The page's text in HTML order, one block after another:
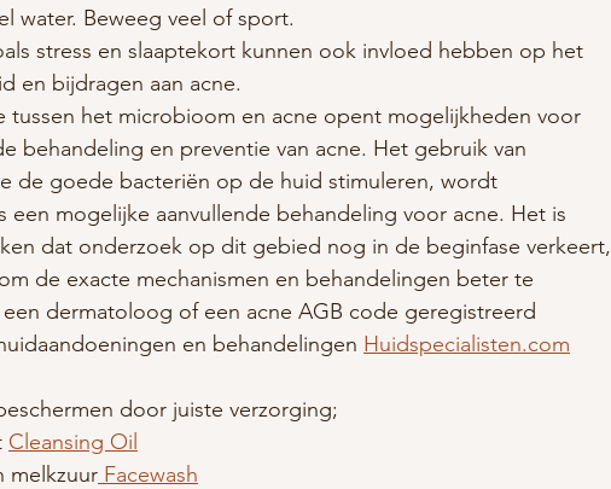
water. Beweeg veel of sport.
stress en slaaptekort kunnen ook invloed hebben op het
en bijdragen aan acne.
tussen het microbioom en acne opent mogelijkheden voor
behandeling en preventie van acne. Het gebruik van
de goede bacteriën op de huid stimuleren, wordt
een mogelijke aanvullende behandeling voor acne. Het is
dat onderzoek op dit gebied nog in de beginfase verkeert,
de exacte mechanismen en behandelingen beter te
dermatoloog of een acne AGB code geregistreerd
en behandelingen Huidspecialisten.com
door juiste verzorging;
Cleansing Oil
melkzuur Facewash